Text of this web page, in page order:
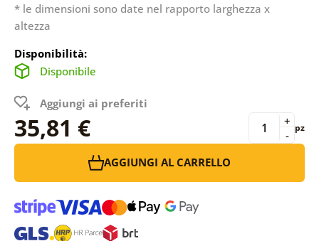
* le dimensioni sono date nel rapporto larghezza x
altezza
Disponibilità:
Disponibile
Aggiungi ai preferiti
35,81 € -
+ pz
AGGIUNGI AL CARRELLO